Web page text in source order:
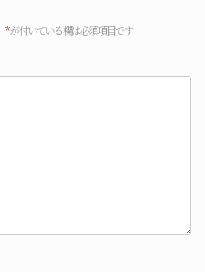
*が付いている欄は必須項目です